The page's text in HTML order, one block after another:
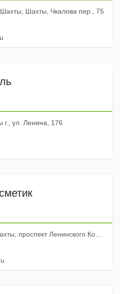
Шахты, Шахты, Чкалова пер., 75
г., ул. Ленина, 176
Ленинского Комсомола, 43